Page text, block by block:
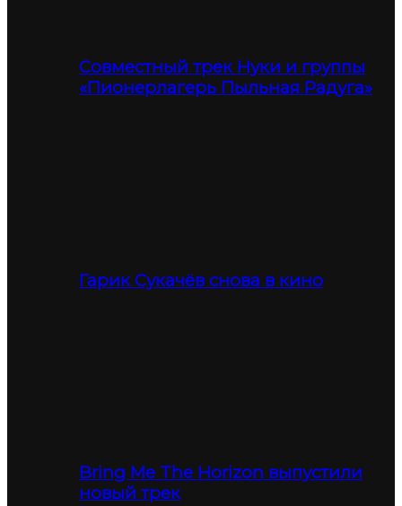
Совместный трек Нуки и группы
«Пионерлагерь Пыльная Радуга»
Гарик Сукачёв снова в кино
Bring Me The Horizon выпустили
новый трек